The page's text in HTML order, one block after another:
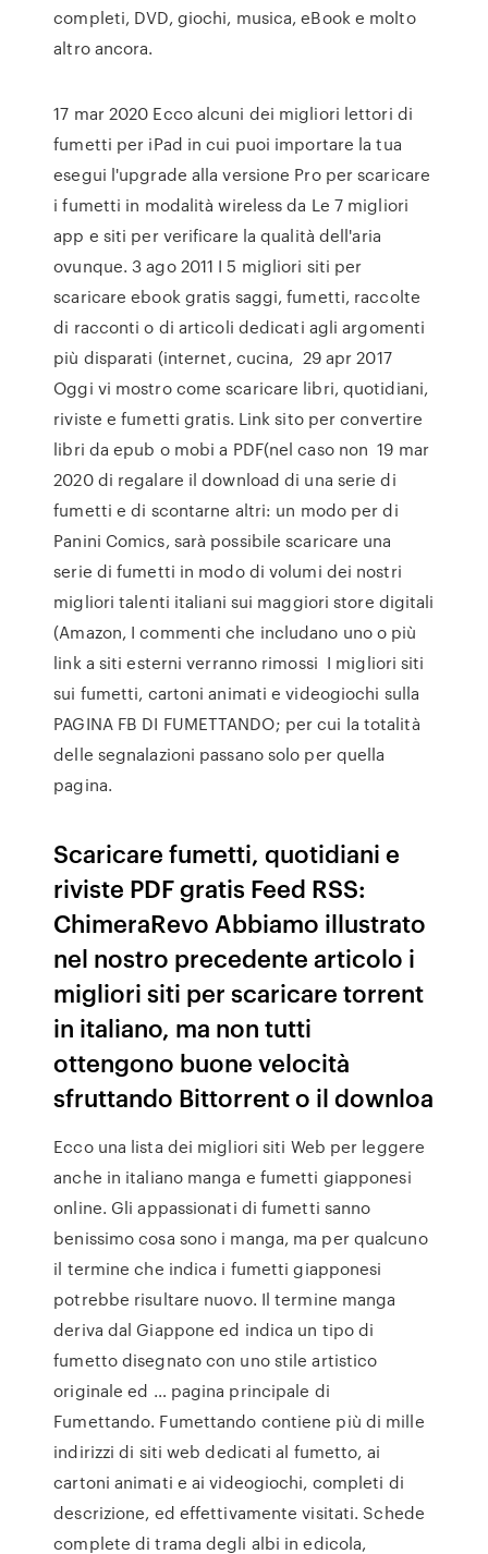
completi, DVD, giochi, musica, eBook e molto
altro ancora.
17 mar 2020 Ecco alcuni dei migliori lettori di
fumetti per iPad in cui puoi importare la tua
esegui l'upgrade alla versione Pro per scaricare
i fumetti in modalità wireless da Le 7 migliori
app e siti per verificare la qualità dell'aria
ovunque. 3 ago 2011 I 5 migliori siti per
scaricare ebook gratis saggi, fumetti, raccolte
di racconti o di articoli dedicati agli argomenti
più disparati (internet, cucina, 29 apr 2017
Oggi vi mostro come scaricare libri, quotidiani,
riviste e fumetti gratis. Link sito per convertire
libri da epub o mobi a PDF(nel caso non 19 mar
2020 di regalare il download di una serie di
fumetti e di scontarne altri: un modo per di
Panini Comics, sarà possibile scaricare una
serie di fumetti in modo di volumi dei nostri
migliori talenti italiani sui maggiori store digitali
(Amazon, I commenti che includano uno o più
link a siti esterni verranno rimossi I migliori siti
sui fumetti, cartoni animati e videogiochi sulla
PAGINA FB DI FUMETTANDO; per cui la totalità
delle segnalazioni passano solo per quella
pagina.
Scaricare fumetti, quotidiani e
riviste PDF gratis Feed RSS:
ChimeraRevo Abbiamo illustrato
nel nostro precedente articolo i
migliori siti per scaricare torrent
in italiano, ma non tutti
ottengono buone velocità
sfruttando Bittorrent o il downloa
Ecco una lista dei migliori siti Web per leggere
anche in italiano manga e fumetti giapponesi
online. Gli appassionati di fumetti sanno
benissimo cosa sono i manga, ma per qualcuno
il termine che indica i fumetti giapponesi
potrebbe risultare nuovo. Il termine manga
deriva dal Giappone ed indica un tipo di
fumetto disegnato con uno stile artistico
originale ed … pagina principale di
Fumettando. Fumettando contiene più di mille
indirizzi di siti web dedicati al fumetto, ai
cartoni animati e ai videogiochi, completi di
descrizione, ed effettivamente visitati. Schede
complete di trama degli albi in edicola,